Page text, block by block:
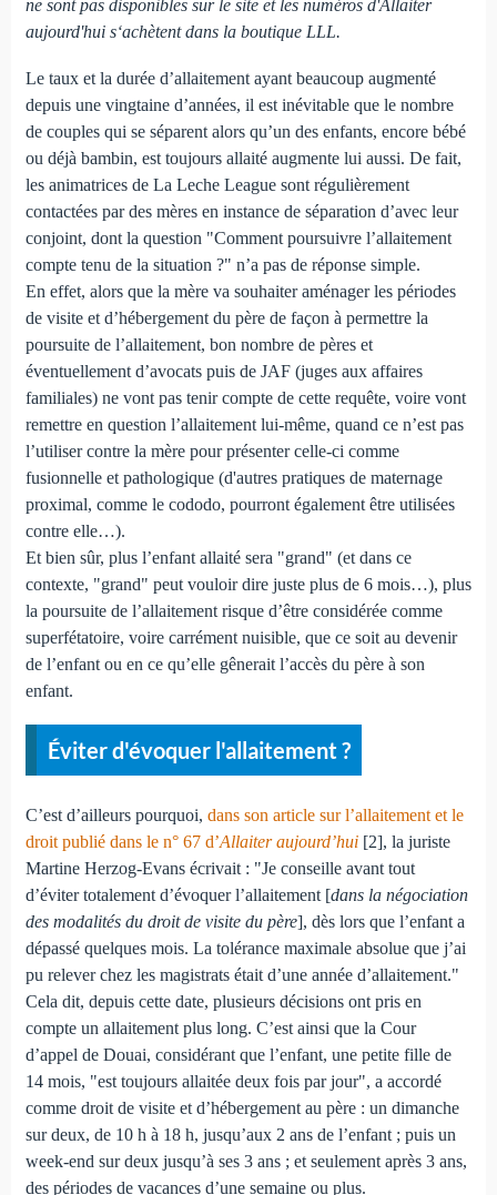
ne sont pas disponibles sur le site et les numéros d'Allaiter
aujourd'hui s‘achètent dans la boutique LLL.
Le taux et la durée d’allaitement ayant beaucoup augmenté
depuis une vingtaine d’années, il est inévitable que le nombre
de couples qui se séparent alors qu’un des enfants, encore bébé
ou déjà bambin, est toujours allaité augmente lui aussi. De fait,
les animatrices de La Leche League sont régulièrement
contactées par des mères en instance de séparation d’avec leur
conjoint, dont la question "Comment poursuivre l’allaitement
compte tenu de la situation ?" n’a pas de réponse simple.
En effet, alors que la mère va souhaiter aménager les périodes
de visite et d’hébergement du père de façon à permettre la
poursuite de l’allaitement, bon nombre de pères et
éventuellement d’avocats puis de JAF (juges aux affaires
familiales) ne vont pas tenir compte de cette requête, voire vont
remettre en question l’allaitement lui-même, quand ce n’est pas
l’utiliser contre la mère pour présenter celle-ci comme
fusionnelle et pathologique (d'autres pratiques de maternage
proximal, comme le cododo, pourront également être utilisées
contre elle…).
Et bien sûr, plus l’enfant allaité sera "grand" (et dans ce
contexte, "grand" peut vouloir dire juste plus de 6 mois…), plus
la poursuite de l’allaitement risque d’être considérée comme
superfétatoire, voire carrément nuisible, que ce soit au devenir
de l’enfant ou en ce qu’elle gênerait l’accès du père à son
enfant.
Éviter d'évoquer l'allaitement ?
C’est d’ailleurs pourquoi, dans son article sur l’allaitement et le
droit publié dans le n° 67 d’Allaiter aujourd’hui[2], la juriste
Martine Herzog-Evans écrivait : "Je conseille avant tout
d’éviter totalement d’évoquer l’allaitement [dans la négociation
des modalités du droit de visite du père], dès lors que l’enfant a
dépassé quelques mois. La tolérance maximale absolue que j’ai
pu relever chez les magistrats était d’une année d’allaitement."
Cela dit, depuis cette date, plusieurs décisions ont pris en
compte un allaitement plus long. C’est ainsi que la Cour
d’appel de Douai, considérant que l’enfant, une petite fille de
14 mois, "est toujours allaitée deux fois par jour", a accordé
comme droit de visite et d’hébergement au père : un dimanche
sur deux, de 10 h à 18 h, jusqu’aux 2 ans de l’enfant ; puis un
week-end sur deux jusqu’à ses 3 ans ; et seulement après 3 ans,
des périodes de vacances d’une semaine ou plus.